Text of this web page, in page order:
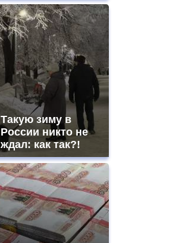
Такую зиму в
России никто не
ждал: как так?!